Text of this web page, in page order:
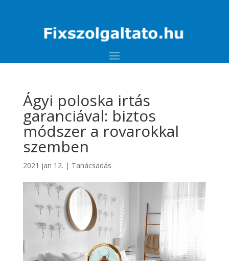
Ágyi poloska irtás
garanciával: biztos
módszer a rovarokkal
szemben
2021 jan 12. | Tanácsadás